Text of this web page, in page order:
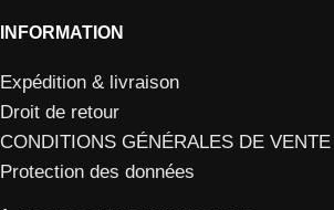
INFORMATION
Expédition & livraison
Droit de retour
CONDITIONS GÉNÉRALES DE VENTE
Protection des données